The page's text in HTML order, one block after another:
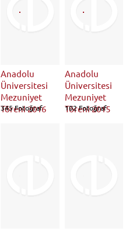
Anadolu
Üniversitesi
Mezuniyet
Töreni 2016
345 Fotoğraf
Anadolu
Üniversitesi
Mezuniyet
Töreni 2015
102 Fotoğraf